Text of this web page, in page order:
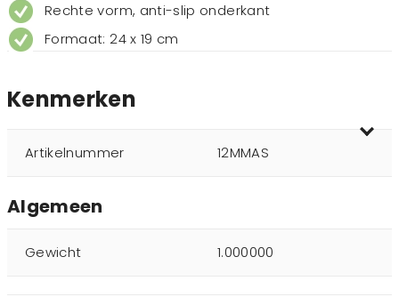
Rechte vorm, anti-slip onderkant
Formaat: 24 x 19 cm
Kenmerken
Artikelnummer 12MMAS
Algemeen
Gewicht 1.000000